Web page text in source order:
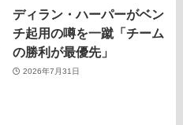
ディラン・ハーパーがベン
チ起用の噂を一蹴「チーム
の勝利が最優先」
2026年7月31日